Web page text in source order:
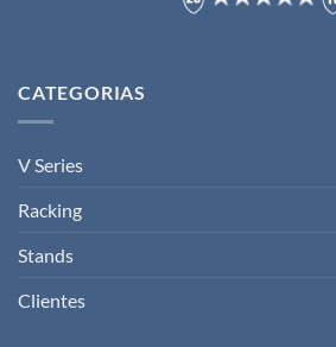
CATEGORIAS
V Series
Racking
Stands
Clientes